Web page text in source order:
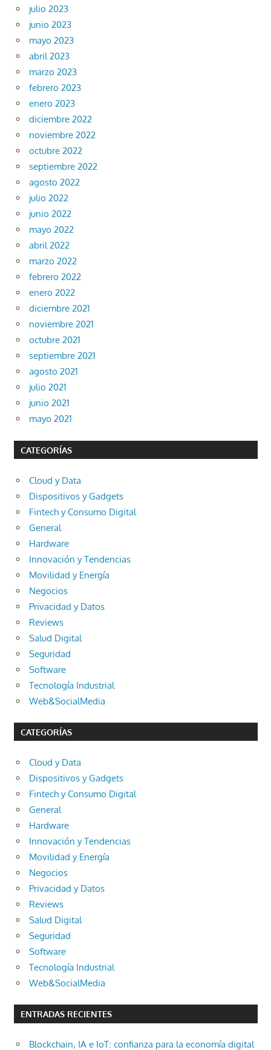
julio 2023
junio 2023
mayo 2023
abril 2023
marzo 2023
febrero 2023
enero 2023
diciembre 2022
noviembre 2022
octubre 2022
septiembre 2022
agosto 2022
julio 2022
junio 2022
mayo 2022
abril 2022
marzo 2022
febrero 2022
enero 2022
diciembre 2021
noviembre 2021
octubre 2021
septiembre 2021
agosto 2021
julio 2021
junio 2021
mayo 2021
CATEGORÍAS
Cloud y Data
Dispositivos y Gadgets
Fintech y Consumo Digital
General
Hardware
Innovación y Tendencias
Movilidad y Energía
Negocios
Privacidad y Datos
Reviews
Salud Digital
Seguridad
Software
Tecnología Industrial
Web&SocialMedia
CATEGORÍAS
Cloud y Data
Dispositivos y Gadgets
Fintech y Consumo Digital
General
Hardware
Innovación y Tendencias
Movilidad y Energía
Negocios
Privacidad y Datos
Reviews
Salud Digital
Seguridad
Software
Tecnología Industrial
Web&SocialMedia
ENTRADAS RECIENTES
Blockchain, IA e IoT: confianza para la economía digital